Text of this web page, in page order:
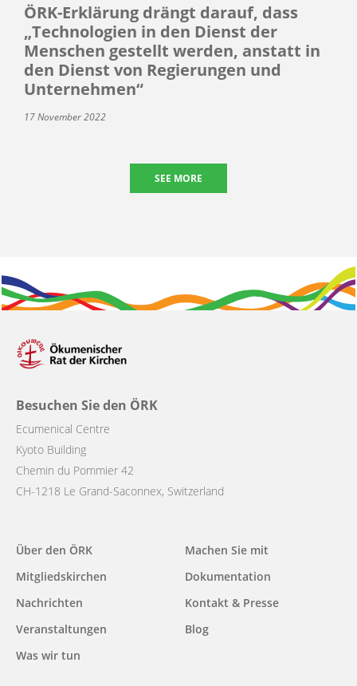
ÖRK-Erklärung drängt darauf, dass
„Technologien in den Dienst der
Menschen gestellt werden, anstatt in
den Dienst von Regierungen und
Unternehmen“
17 November 2022
SEE MORE
Besuchen Sie den ÖRK
Ecumenical Centre
Kyoto Building
Chemin du Pommier 42
CH-1218 Le Grand-Saconnex, Switzerland
Main
navigation
Über den ÖRK
Mitgliedskirchen
Nachrichten
Veranstaltungen
Was wir tun
Machen Sie mit
Dokumentation
Kontakt & Presse
Blog